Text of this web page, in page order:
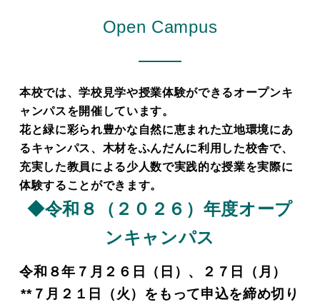
Open Campus
本校では、学校見学や授業体験ができるオープンキ
ャンパスを開催しています。
花と緑に彩られ豊かな自然に恵まれた立地環境にあ
るキャンパス、木材をふんだんに利用した校舎で、
充実した教員による少人数で実践的な授業を実際に
体験することができます。
◆令和８（２０２６）年度オープ
ンキャンパス
令和８年７月２６日（日）、２７日（月）
**７月２１日（火）をもって申込を締め切り